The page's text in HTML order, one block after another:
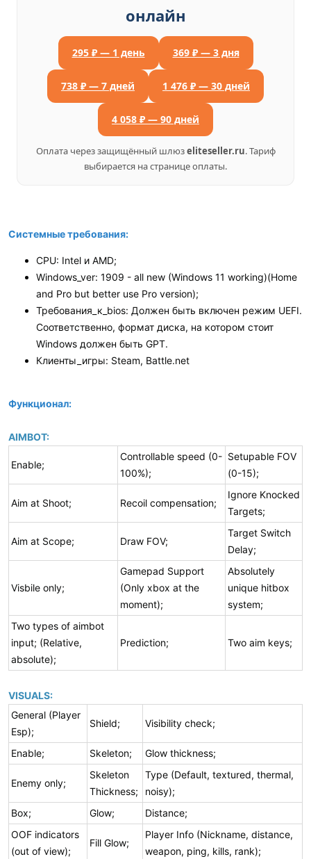
онлайн
295 ₽ — 1 день 369 ₽ — 3 дня
738 ₽ — 7 дней 1 476 ₽ — 30 дней
4 058 ₽ — 90 дней
Оплата через защищённый шлюзeliteseller.ru. Тариф
выбирается на странице оплаты.
Системные требования:
CPU: Intel и AMD;
Windows_ver: 1909 - all new (Windows 11 working)(Home
and Pro but better use Pro version);
Требования_к_bios: Должен быть включен режим UEFI.
Соответственно, формат диска, на котором стоит
Windows должен быть GPT.
Клиенты_игры: Steam, Battle.net
Функционал:
AIMBOT:
Enable;
Controllable speed (0-
100%);
Setupable FOV
(0-15);
Aim at Shoot; Recoil compensation;
Ignore Knocked
Targets;
Aim at Scope; Draw FOV;
Target Switch
Delay;
Visbile only;
Gamepad Support
(Only xbox at the
moment);
Absolutely
unique hitbox
system;
Two types of aimbot
input; (Relative,
absolute);
Prediction; Two aim keys;
VISUALS:
General (Player
Esp);
Shield; Visibility check;
Enable; Skeleton; Glow thickness;
Enemy only;
Skeleton
Thickness;
Type (Default, textured, thermal,
noisy);
Box;
Glow;
Distance;
OOF indicators
(out of view);
Fill Glow;
Player Info (Nickname, distance,
weapon, ping, kills, rank);